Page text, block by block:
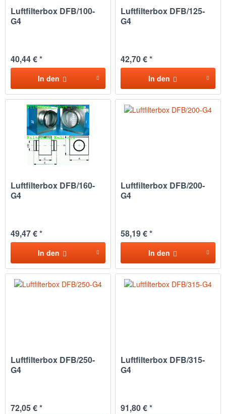
Luftfilterbox DFB/100-
G4
40,44 € *
In den
Luftfilterbox DFB/125-
G4
42,70 € *
In den
Luftfilterbox DFB/160-
G4
49,47 € *
In den
Luftfilterbox DFB/200-
G4
58,19 € *
In den
Luftfilterbox DFB/250-
G4
72,05 € *
Luftfilterbox DFB/315-
G4
91,80 € *